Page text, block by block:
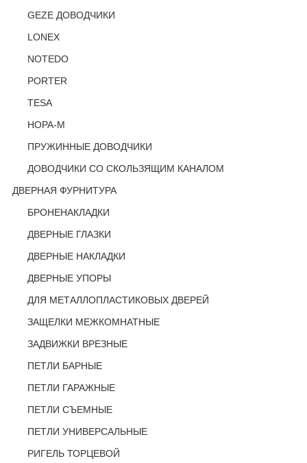
GEZE ДОВОДЧИКИ
LONEX
NOTEDO
PORTER
TESA
НОРА-М
ПРУЖИННЫЕ ДОВОДЧИКИ
ДОВОДЧИКИ СО СКОЛЬЗЯЩИМ КАНАЛОМ
ДВЕРНАЯ ФУРНИТУРА
БРОНЕНАКЛАДКИ
ДВЕРНЫЕ ГЛАЗКИ
ДВЕРНЫЕ НАКЛАДКИ
ДВЕРНЫЕ УПОРЫ
ДЛЯ МЕТАЛЛОПЛАСТИКОВЫХ ДВЕРЕЙ
ЗАЩЕЛКИ МЕЖКОМНАТНЫЕ
ЗАДВИЖКИ ВРЕЗНЫЕ
ПЕТЛИ БАРНЫЕ
ПЕТЛИ ГАРАЖНЫЕ
ПЕТЛИ СЪЕМНЫЕ
ПЕТЛИ УНИВЕРСАЛЬНЫЕ
РИГЕЛЬ ТОРЦЕВОЙ